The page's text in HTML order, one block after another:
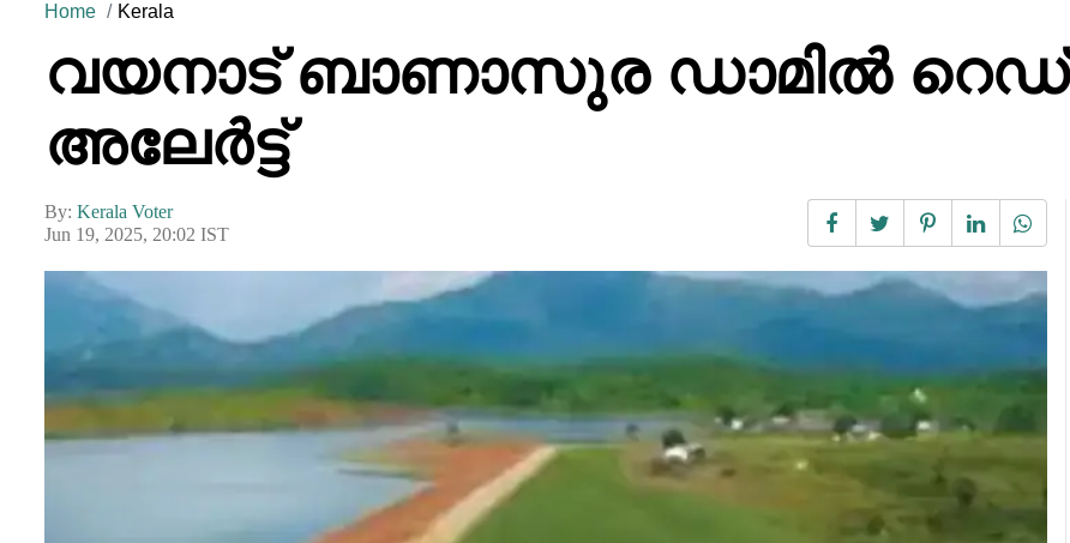
Home Kerala
വയനാട് ബാണാസുര ഡാമിൽ റെഡ്
അലേർട്ട്
By: Kerala Voter
Jun 19, 2025, 20:02 IST